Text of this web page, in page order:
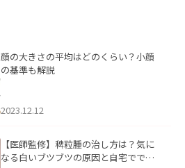
顔の大きさの平均はどのくらい？小顔
の基準も解説
2023.12.12
【医師監修】稗粒腫の治し方は？気に
なる白いブツブツの原因と自宅ででき